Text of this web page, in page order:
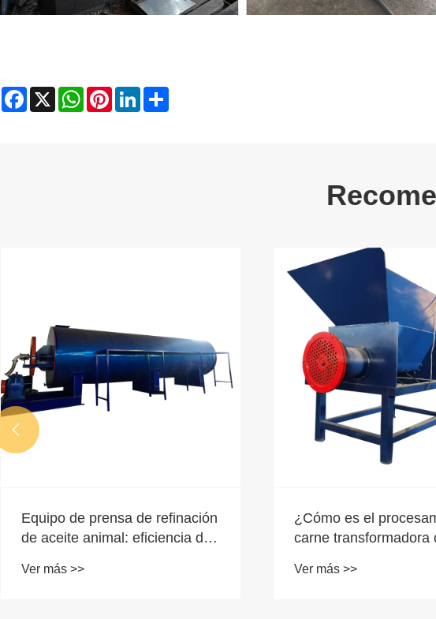
Facebook
X WhatsApp
PinterestLinkedIn
Equipo de prensa de refinación
de aceite animal: eficiencia de
estable en el procesamiento de
Ver más >>
¿Cómo es el
carne transformadora
de nueva generación?
Ver más >>
